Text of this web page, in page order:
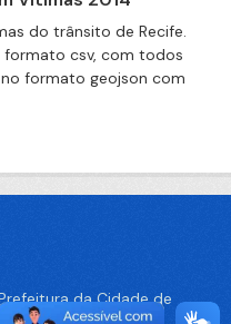
do trânsito de Recife.
formato csv, com todos
formato geojson com
da Cidade de